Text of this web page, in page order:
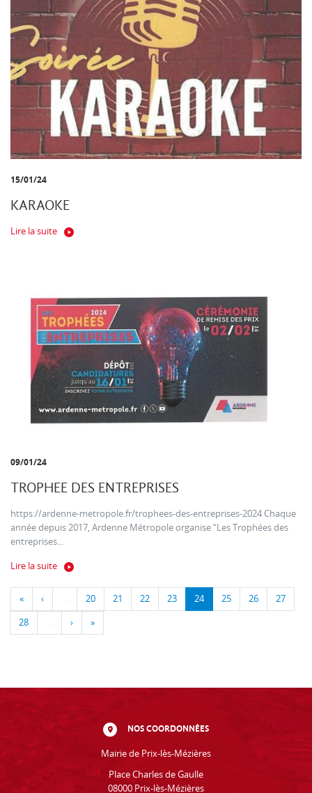
15/01/24
KARAOKE
Lire la suite
09/01/24
TROPHEE DES ENTREPRISES
https://ardenne-metropole.fr/trophees-des-entreprises-2024 Chaque
année depuis 2017, Ardenne Métropole organise “Les Trophées des
entreprises...
Lire la suite
« ‹ … 20 21 22 23 24 25 26 27
28 … › »
NOS COORDONNÉES
Mairie de Prix-lès-Mézières
Place Charles de Gaulle
08000 Prix-lès-Mézières